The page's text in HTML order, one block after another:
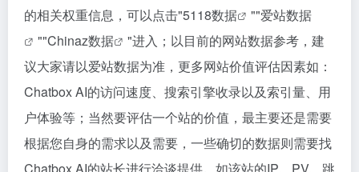
的相关权重信息，可以点击"5118数据 ""爱站数据
""Chinaz数据
"进入；以目前的网站数据参考，建
议大家请以爱站数据为准，更多网站价值评估因素如：
Chatbox AI的访问速度、搜索引擎收录以及索引量、用
户体验等；当然要评估一个站的价值，最主要还是需要
根据您自身的需求以及需要，一些确切的数据则需要找